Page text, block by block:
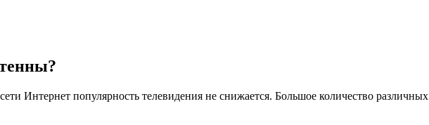
Интернет популярность телевидения не снижается. Большое количество